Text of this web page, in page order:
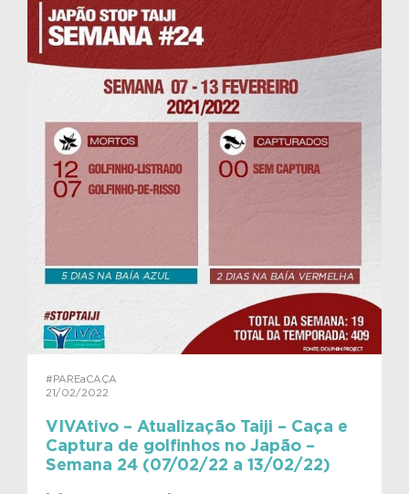
#PAREaCAÇA
21/02/2022
VIVAtivo – Atualização Taiji – Caça e
Captura de golfinhos no Japão –
Semana 24 (07/02/22 a 13/02/22)